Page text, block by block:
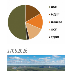
27.05.2026